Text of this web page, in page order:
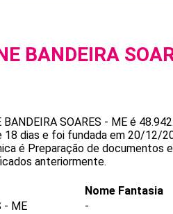
BANDEIRA
SOARES - ME é
18 dias e foi fundada em 20/12/
é Preparação de documentos
anteriormente.
- ME
Nome Fantasia
-